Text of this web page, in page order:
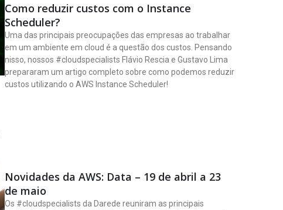
Como reduzir custos com o Instance
Scheduler?
Uma das principais preocupações das empresas ao trabalhar
em um ambiente em cloud é a questão dos custos. Pensando
nisso, nossos #cloudspecialists Flávio Rescia e Gustavo Lima
prepararam um artigo completo sobre como podemos reduzir
custos utilizando o AWS Instance Scheduler!
Novidades da AWS: Data – 19 de abril a 23
de maio
Os #cloudspecialists da Darede reuniram as principais